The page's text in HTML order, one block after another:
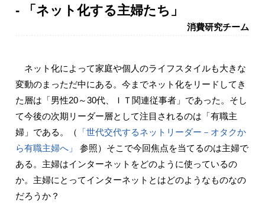
- 「ネット化する主婦たち」
消費研究チーム
ネット化によって家庭や個人のライフスタイルも大きな
変動のまっただ中にある。今までネット化をリードしてき
た層は「男性20～30代、ＩＴ関連従事者」であった。そし
て今後の次期リーダー層として注目されるのは「有職主
婦」である。（
「世代交代するネットリーダー－オタクか
ら有職主婦へ」
参照）そこで今回焦点を当てるのは主婦で
ある。主婦はインターネットをどのように使っているの
か。主婦にとってインターネットとはどのようなものなの
だろうか？